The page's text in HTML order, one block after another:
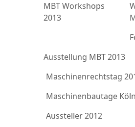
MBT Workshops
2013
Ausstellung MBT 2013
Maschinenrechtstag
Maschinenbautage
Aussteller 2012